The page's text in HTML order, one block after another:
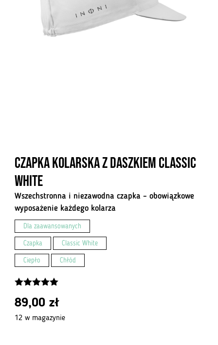
Czapka kolarska z daszkiem Classic
White
Wszechstronna i niezawodna czapka – obowiązkowe
wyposażenie każdego kolarza
Dla zaawansowanych
Czapka Classic White
Ciepło Chłód
89,00 zł
12 w magazynie